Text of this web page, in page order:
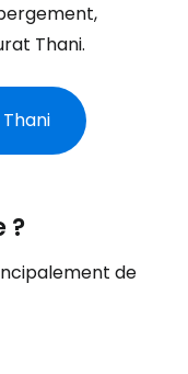
Thani.
?
de